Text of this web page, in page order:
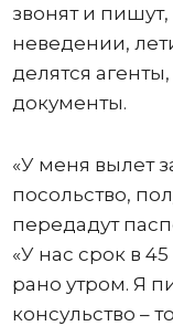
звонят и
неведении,
делятся
документы.
«У меня вылет
посольство,
передадут
«У нас срок в
рано утром. Я
консульство –